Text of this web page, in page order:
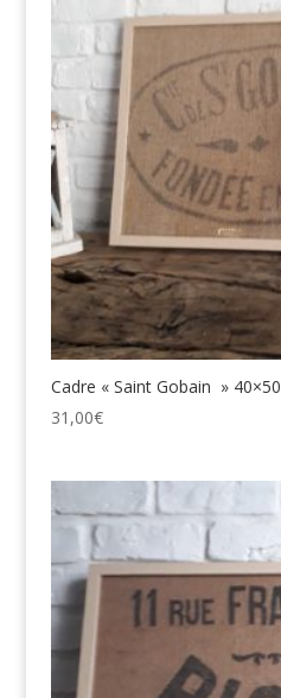
Cadre « Saint Gobain » 40×50
31,00€